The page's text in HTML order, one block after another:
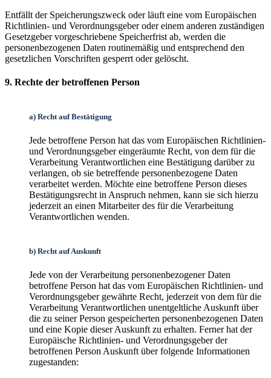
Entfällt der Speicherungszweck oder läuft eine vom Europäischen
Richtlinien- und Verordnungsgeber oder einem anderen zuständigen
Gesetzgeber vorgeschriebene Speicherfrist ab, werden die
personenbezogenen Daten routinemäßig und entsprechend den
gesetzlichen Vorschriften gesperrt oder gelöscht.
9. Rechte der betroffenen Person
a) Recht auf Bestätigung
Jede betroffene Person hat das vom Europäischen Richtlinien-
und Verordnungsgeber eingeräumte Recht, von dem für die
Verarbeitung Verantwortlichen eine Bestätigung darüber zu
verlangen, ob sie betreffende personenbezogene Daten
verarbeitet werden. Möchte eine betroffene Person dieses
Bestätigungsrecht in Anspruch nehmen, kann sie sich hierzu
jederzeit an einen Mitarbeiter des für die Verarbeitung
Verantwortlichen wenden.
b) Recht auf Auskunft
Jede von der Verarbeitung personenbezogener Daten
betroffene Person hat das vom Europäischen Richtlinien- und
Verordnungsgeber gewährte Recht, jederzeit von dem für die
Verarbeitung Verantwortlichen unentgeltliche Auskunft über
die zu seiner Person gespeicherten personenbezogenen Daten
und eine Kopie dieser Auskunft zu erhalten. Ferner hat der
Europäische Richtlinien- und Verordnungsgeber der
betroffenen Person Auskunft über folgende Informationen
zugestanden: